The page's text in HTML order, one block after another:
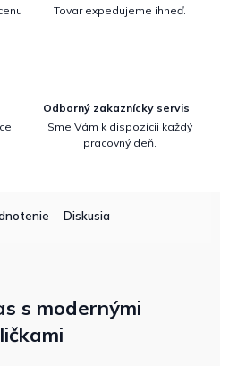
Tovar expedujeme ihneď.
Odborný zakaznícky servis
Sme Vám k dispozícii každý
pracovný deň.
Diskusia
s modernými